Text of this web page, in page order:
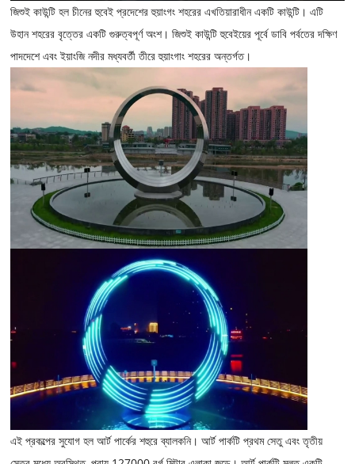
জিশুই কাউন্টি হল চীনের হুবেই প্রদেশের হুয়াংগং শহরের এখতিয়ারাধীন একটি কাউন্টি। এটি
উহান শহরের বৃত্তের একটি গুরুত্বপূর্ণ অংশ। জিশুই কাউন্টি হুবেইয়ের পূর্বে ডাবি পর্বতের দক্ষিণ
পাদদেশে এবং ইয়াংজি নদীর মধ্যবর্তী তীরে হুয়াংগাং শহরের অন্তর্গত।
এই প্রকল্পের সুযোগ হল আর্ট পার্কের শহুরে ব্যালকনি। আর্ট পার্কটি প্রথম সেতু এবং তৃতীয়